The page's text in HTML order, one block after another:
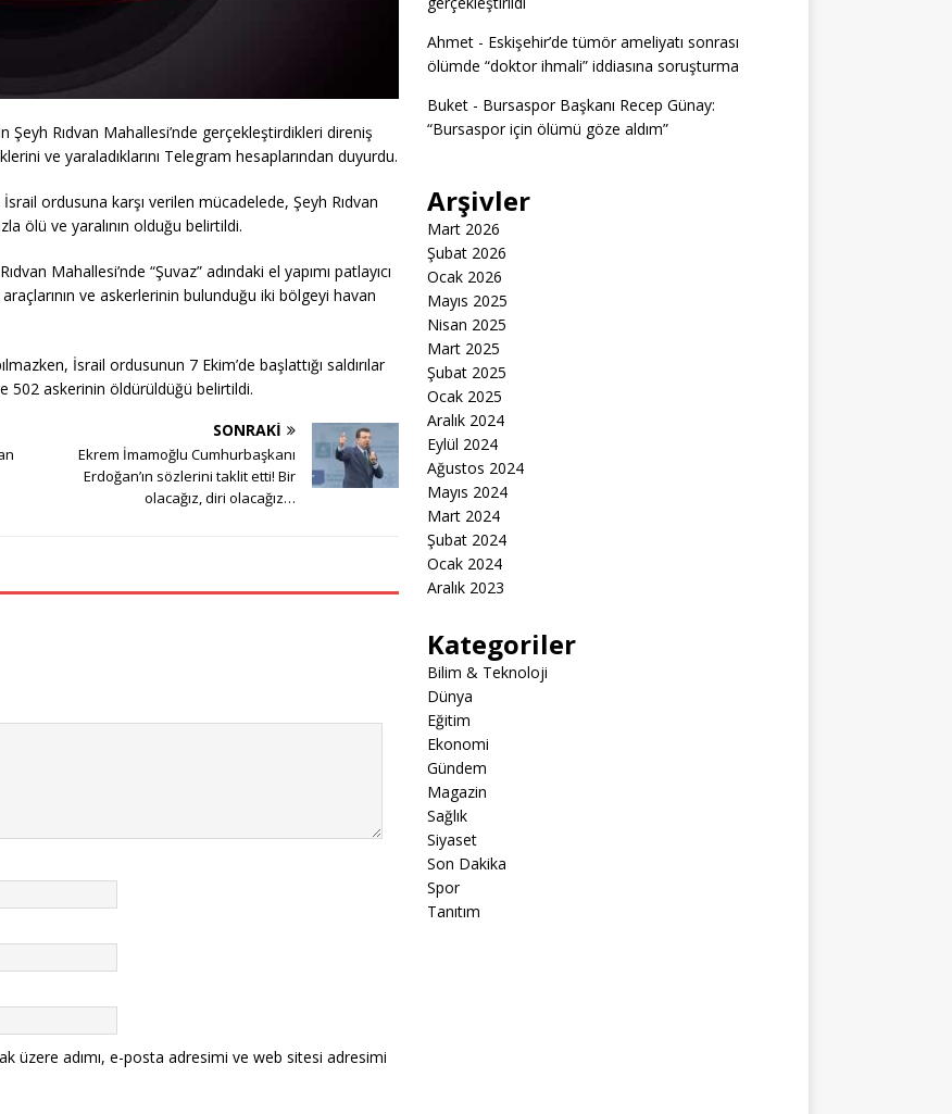
Şeyh Rıdvan Mahallesi’nde gerçekleştirdikleri direniş
ve yaraladıklarını Telegram hesaplarından duyurdu.
ordusuna karşı verilen mücadelede, Şeyh Rıdvan
ölü ve yaralının olduğu belirtildi.
Mahallesi’nde “Şuvaz” adındaki el yapımı patlayıcı
ve askerlerinin bulunduğu iki bölgeyi havan
İsrail ordusunun 7 Ekim’de başlattığı saldırılar
502 askerinin öldürüldüğü belirtildi.
SONRAKI
Ekrem İmamoğlu Cumhurbaşkanı
Erdoğan’ın sözlerini taklit etti! Bir
olacağız, diri olacağız…
üzere adımı, e-posta adresimi ve web sitesi adresimi
Ahmet- Eskişehir’de tümör ameliyatı sonrası
ölümde “doktor ihmali” iddiasına soruşturma
Buket- Bursaspor Başkanı Recep Günay:
“Bursaspor için ölümü göze aldım”
Arşivler
Mart 2026
Şubat 2026
Ocak 2026
Mayıs 2025
Nisan 2025
Mart 2025
Şubat 2025
Ocak 2025
Aralık 2024
Eylül 2024
Ağustos 2024
Mayıs 2024
Mart 2024
Şubat 2024
Ocak 2024
Aralık 2023
Kategoriler
Bilim & Teknoloji
Dünya
Eğitim
Ekonomi
Gündem
Magazin
Sağlık
Siyaset
Son Dakika
Spor
Tanıtım